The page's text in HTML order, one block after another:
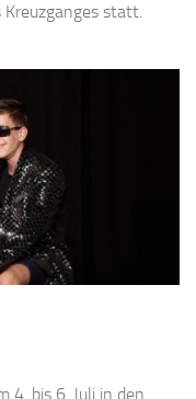
statt.
4. bis 6. Juli in den